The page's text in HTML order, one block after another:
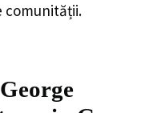
comunității.